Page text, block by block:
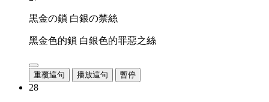
黒金の鎖 白銀の禁絲
黑金色的鎖 白銀色的罪惡之絲
重覆這句 播放這句 暫停
28